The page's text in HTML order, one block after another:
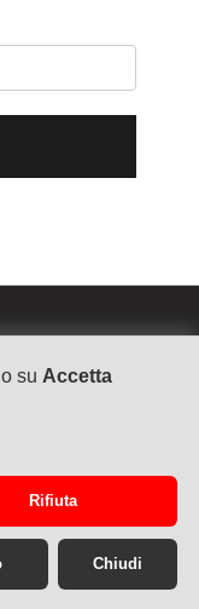
su Accetta
Rifiuta
Chiudi